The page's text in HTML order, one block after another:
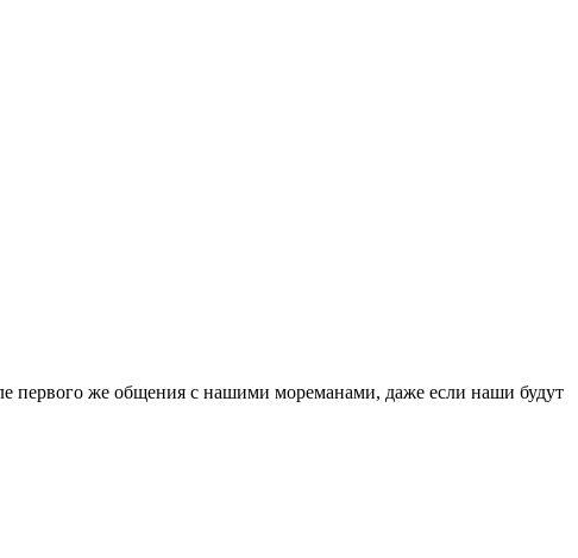
первого же общения с нашими мореманами, даже если наши будут